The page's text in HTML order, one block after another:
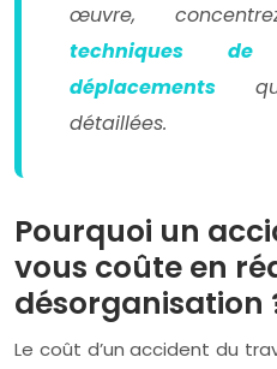
œuvre,
techniques
déplacements
détaillées.
Pourquoi un
vous coûte en
désorganisation
Le coût d’un accident du